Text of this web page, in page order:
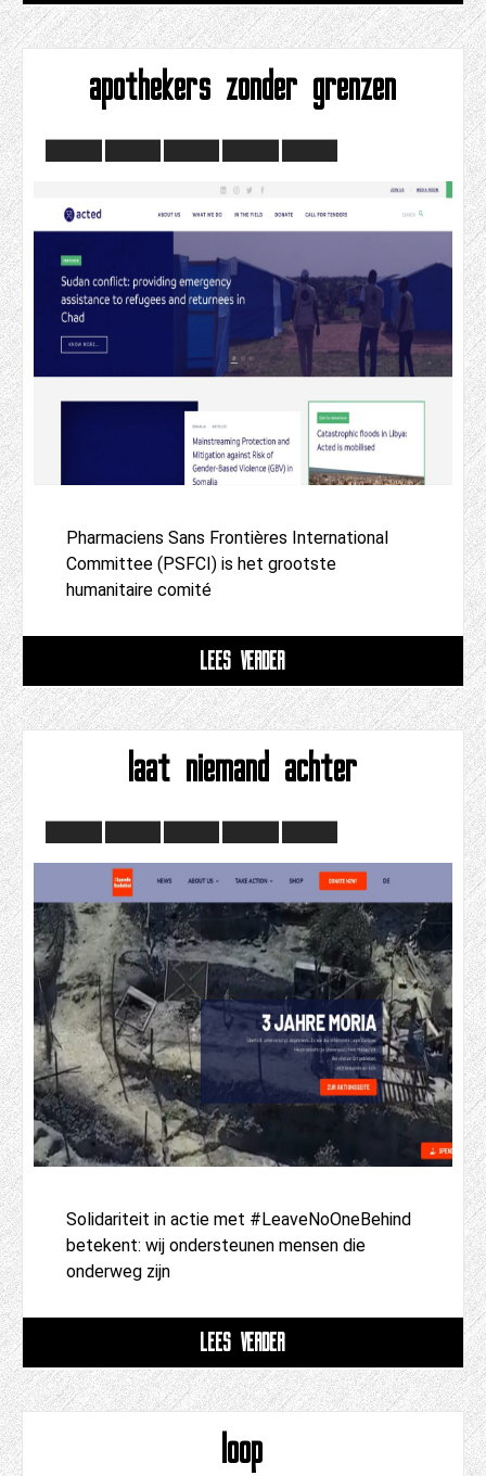
apothekers zonder grenzen
Pharmaciens Sans Frontières International
Committee (PSFCI) is het grootste
humanitaire comité
LEES VERDER
laat niemand achter
Solidariteit in actie met #LeaveNoOneBehind
betekent: wij ondersteunen mensen die
onderweg zijn
LEES VERDER
loop